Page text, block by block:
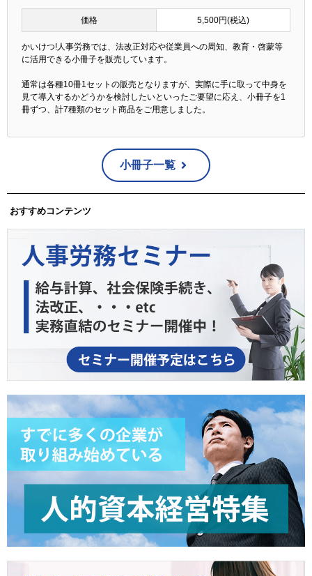
価格 5,500円(税込)
かいけつ!人事労務では、法改正対応や従業員への周知、教育・啓蒙等
に活用できる小冊子を販売しています。
通常は各種10冊1セットの販売となりますが、実際に手に取って中身を
見て導入するかどうかを検討したいといったご要望に応え、小冊子を1
冊ずつ、計7種類のセット商品をご用意しました。
小冊子一覧
おすすめコンテンツ